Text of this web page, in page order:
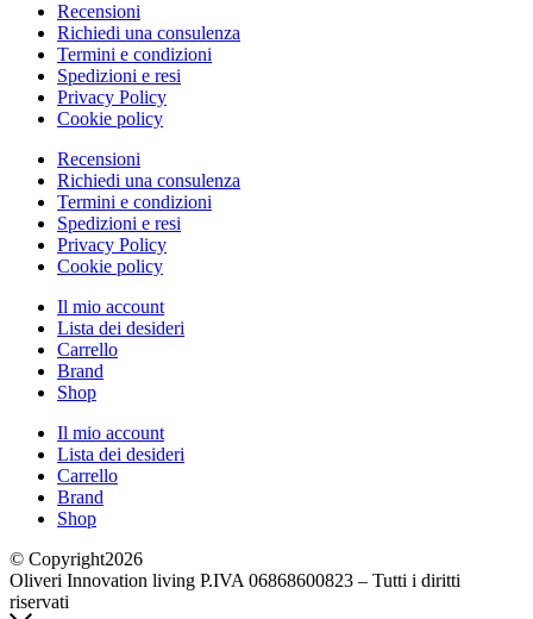
Recensioni
Richiedi una consulenza
Termini e condizioni
Spedizioni e resi
Privacy Policy
Cookie policy
Recensioni
Richiedi una consulenza
Termini e condizioni
Spedizioni e resi
Privacy Policy
Cookie policy
Il mio account
Lista dei desideri
Carrello
Brand
Shop
Il mio account
Lista dei desideri
Carrello
Brand
Shop
© Copyright2026
Oliveri Innovation living P.IVA 06868600823 – Tutti i diritti
riservati